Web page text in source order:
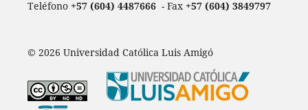
Teléfono +57 (604) 4487666- Fax +57 (604) 3849797
© 2026 Universidad Católica Luis Amigó